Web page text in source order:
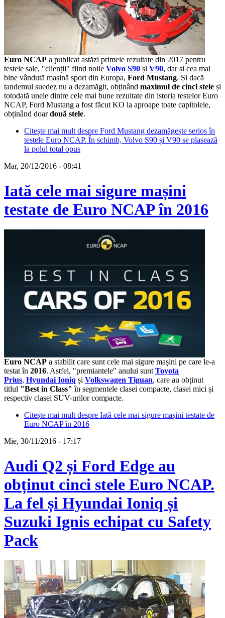
Euro NCAP a publicat astăzi primele rezultate din 2017 pentru
testele sale, "clienții" fiind noile Volvo S90 și V90, dar și cea mai
bine vândută mașină sport din Europa, Ford Mustang. Și dacă
tandemul suedez nu a dezamăgit, obținând maximul de cinci stele și
totodată unele dintre cele mai bune rezultate din istoria testelor Euro
NCAP, Ford Mustang a fost făcut KO la aproape toate capitolele,
obținând doardouă stele.
Citește mai mult despre Ford Mustang dezamăgește serios în
testele Euro NCAP. În schimb, Volvo S90 și V90 se plasează
la polul total opus
Mar, 20/12/2016 - 08:41
Iată cele mai sigure mașini
testate de Euro NCAP în 2016
Euro NCAP a stabilit care sunt cele mai sigure mașini pe care le-a
testat în 2016. Astfel, "premiantele" anului sunt Toyota
Prius, Hyundai Ioniq și Volkswagen Tiguan, care au obținut
titlul "Best in Class" în segmentele clasei compacte, clasei mici și
respectiv clasei SUV-urilor compacte.
Citește mai mult despre Iată cele mai sigure mașini testate de
Euro NCAP în 2016
Mie, 30/11/2016 - 17:17
Audi Q2 și Ford Edge au
obținut cinci stele Euro NCAP.
La fel și Hyundai Ioniq și
Suzuki Ignis echipat cu Safety
Pack